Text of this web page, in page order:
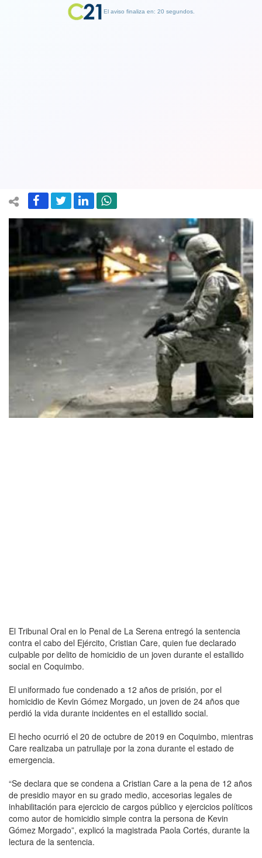
El Tribunal Oral en lo Penal de La Serena entregó la sentencia
contra el cabo del Ejército, Cristian Care, quien fue declarado
culpable por delito de homicidio de un joven durante el estallido
social en Coquimbo.
El uniformado fue condenado a 12 años de prisión, por el
homicidio de Kevin Gómez Morgado, un joven de 24 años que
perdió la vida durante incidentes en el estallido social.
El hecho ocurrió el 20 de octubre de 2019 en Coquimbo, mientras
Care realizaba un patrullaje por la zona durante el estado de
emergencia.
“Se declara que se condena a Cristian Care a la pena de 12 años
de presidio mayor en su grado medio, accesorias legales de
inhabilitación para ejercicio de cargos público y ejercicios políticos
como autor de homicidio simple contra la persona de Kevin
Gómez Morgado”, explicó la magistrada Paola Cortés, durante la
lectura de la sentencia.
El aviso finaliza en: 19 segundos.